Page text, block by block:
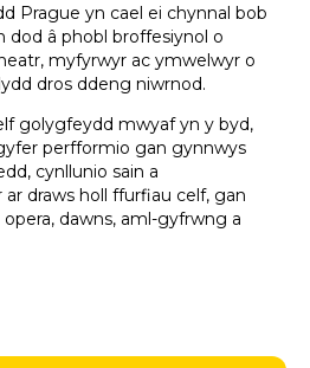
Prague yn cael ei chynnal bob
dod â phobl broffesiynol o
myfyrwyr ac ymwelwyr o
dros ddeng niwrnod.
golygfeydd mwyaf yn y byd,
perfformio gan gynnwys
cynllunio sain a
draws holl ffurfiau celf, gan
dawns, aml-gyfrwng a